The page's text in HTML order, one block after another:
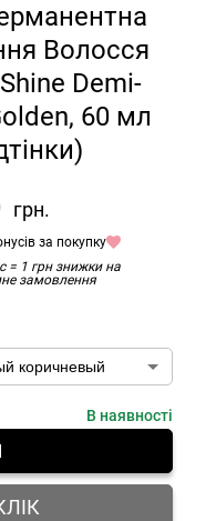
Волосся
Demi-
60 мл
грн.
за покупку
= 1 грн знижки на
замовлення
В наявності